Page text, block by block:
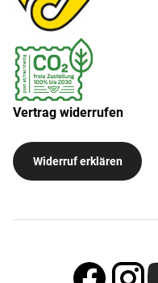
Vertrag widerrufen
Widerruf erklären